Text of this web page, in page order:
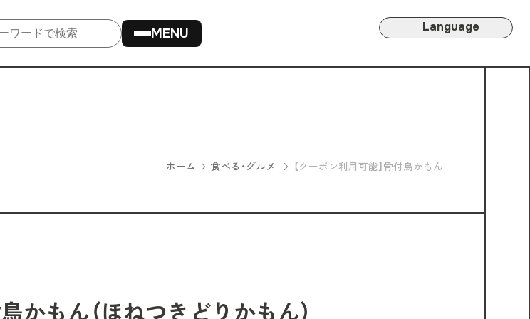
Language
ホーム 食べる・グルメ 【クーポン利用可能】骨付鳥かもん
かもん（ほねつきどりかもん）